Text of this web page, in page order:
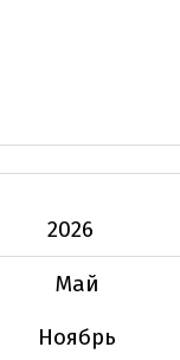
2026
Май
Ноябрь